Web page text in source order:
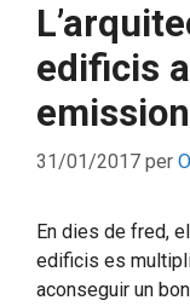
edificis
31/01/2017 per
En dies de fred,
edificis es
aconseguir un